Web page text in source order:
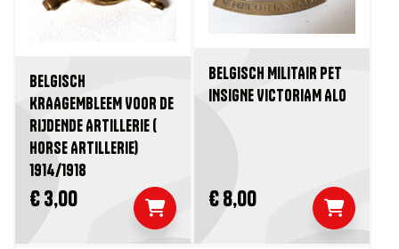
BELGISCH
KRAAGEMBLEEM VOOR DE
RIJDENDE ARTILLERIE (
HORSE ARTILLERIE)
1914/1918
€ 3,00
BELGISCH MILITAIR PET
INSIGNE VICTORIAM ALO
€ 8,00